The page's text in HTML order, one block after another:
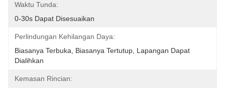
Waktu Tunda:
0-30s Dapat Disesuaikan
Perlindungan Kehilangan Daya:
Biasanya Terbuka, Biasanya Tertutup, Lapangan Dapat
Dialihkan
Kemasan Rincian: